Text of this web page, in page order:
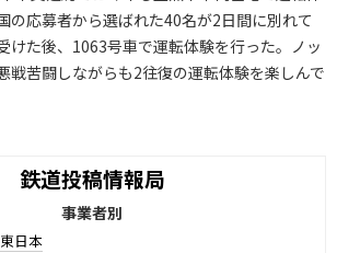
の応募者から選ばれた40名が2日間に別れて
けた後、1063号車で運転体験を行った。ノッ
戦苦闘しながらも2往復の運転体験を楽しんで
鉄道投稿情報局
事業者別
日本